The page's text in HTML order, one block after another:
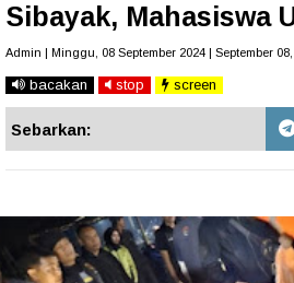
Sibayak, Mahasiswa
Admin | Minggu, 08 September 2024 | September
bacakan stop screen
Sebarkan: